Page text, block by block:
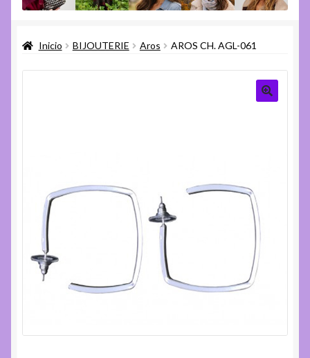
menú
Ayuda
el
menú
hijo
Inicio BIJOUTERIE Aros AROS CH. AGL-061